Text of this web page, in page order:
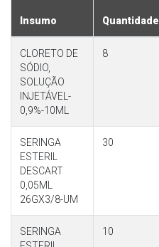
Insumo Quantidade
CLORETO DE
SÓDIO,
SOLUÇÃO
INJETÁVEL-
0,9%-10ML
8
SERINGA
ESTERIL
DESCART
0,05ML
26GX3/8-UM
30
SERINGA
10